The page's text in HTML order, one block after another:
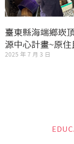
臺東縣海端鄉崁
源中心計畫~原
2025 年 7 月 3 日